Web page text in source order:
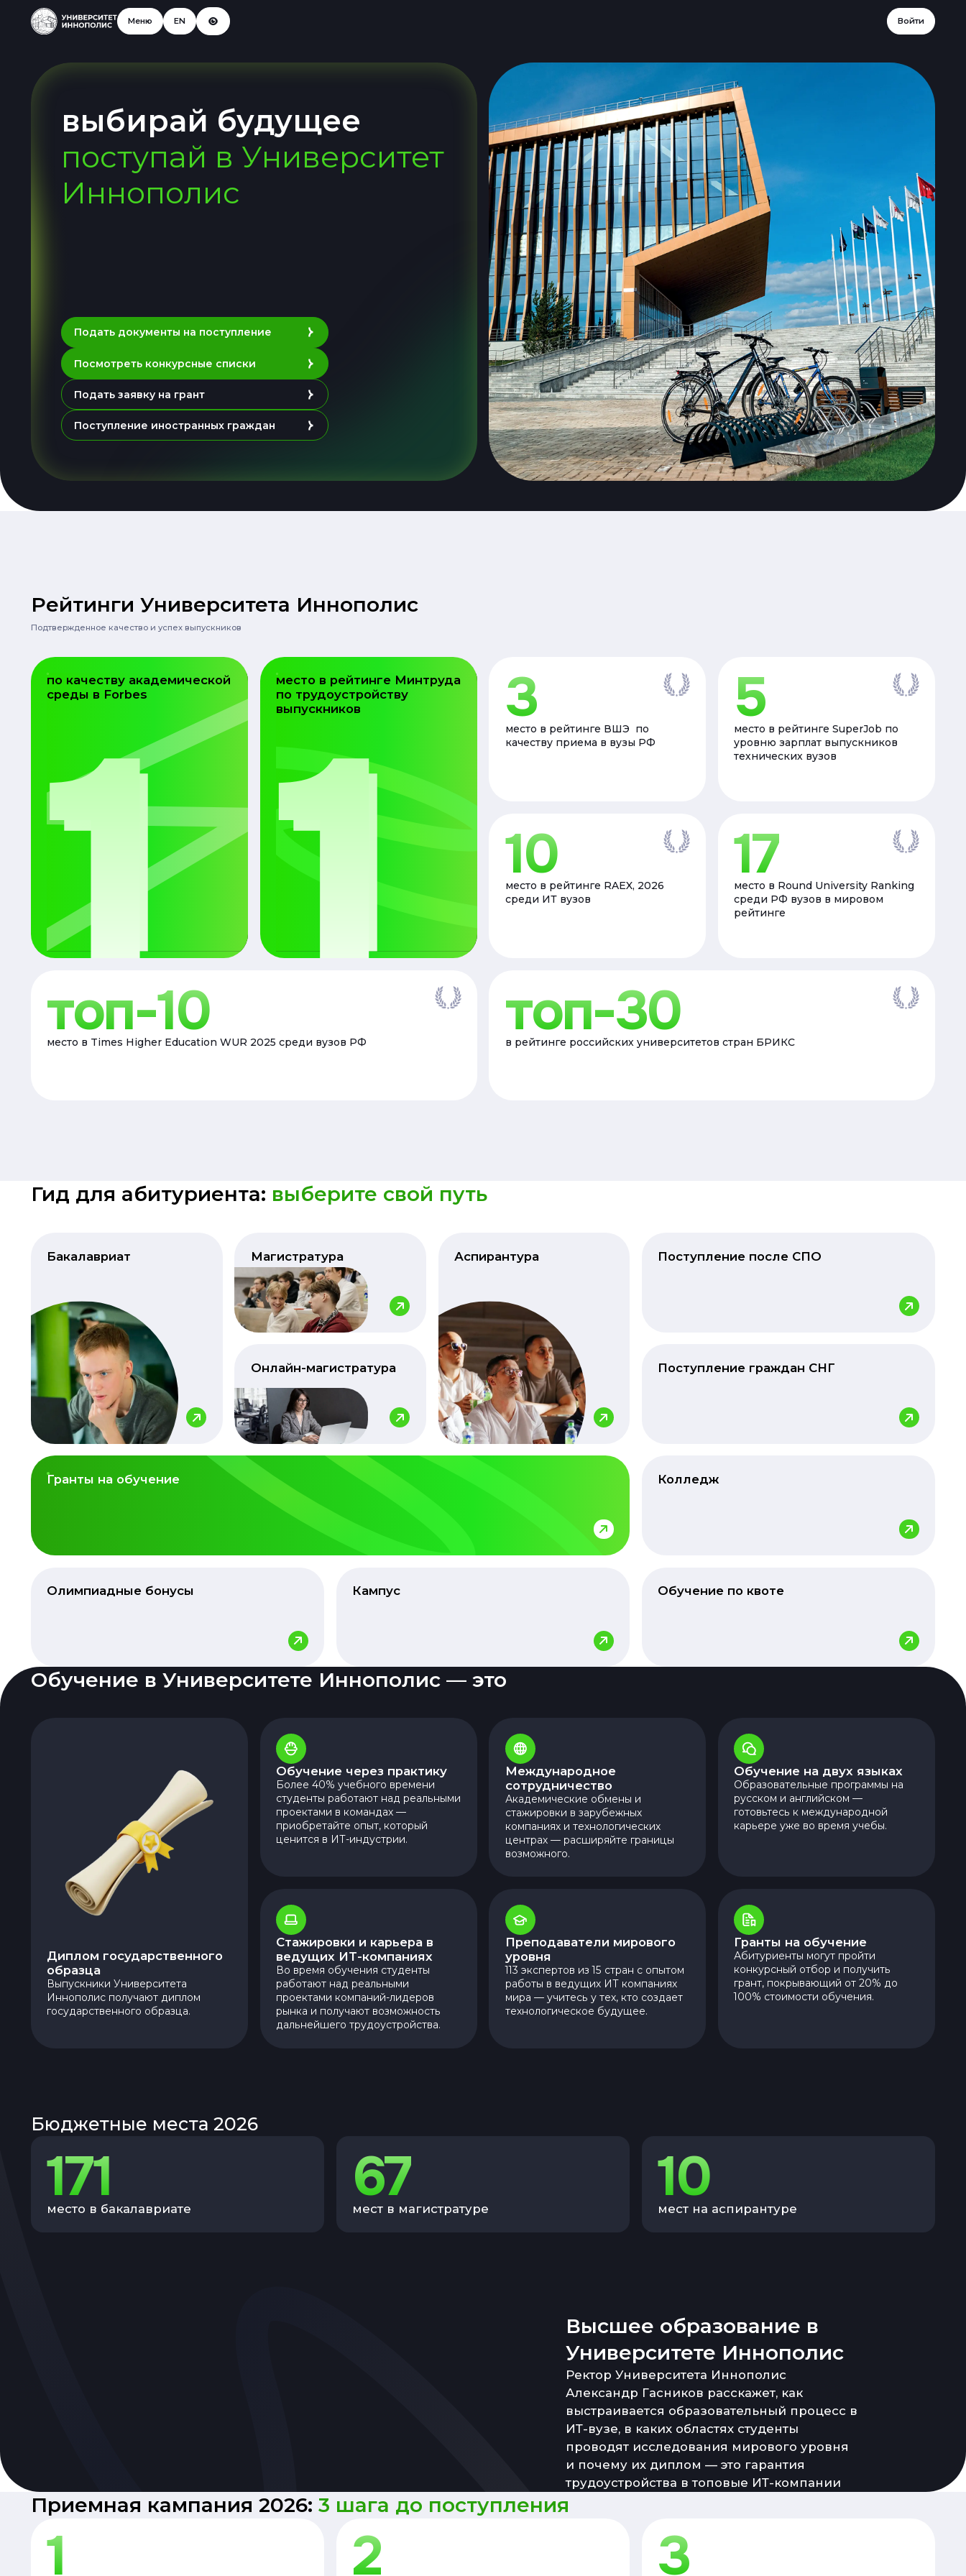
Меню EN Войти
выбирай будущее
поступай в Университет
Иннополис
Подать документы на поступление
Посмотреть конкурсные списки
Подать заявку на грант
Поступление иностранных граждан
Рейтинги Университета Иннополис
Подтвержденное качество и успех выпускников
1
по качеству академической
среды в Forbes
1
место в рейтинге Минтруда
по трудоустройству
выпускников
3
место в рейтинге ВШЭ по
качеству приема в вузы РФ
5
место в рейтинге SuperJob по
уровню зарплат выпускников
технических вузов
10
место в рейтинге RAEX, 2026
среди ИТ вузов
17
место в Round University Ranking
среди РФ вузов в мировом
рейтинге
топ-10
место в Times Higher Education WUR 2025 среди вузов РФ топ-30
в рейтинге российских университетов стран БРИКС
Гид для абитуриента: выберите свой путь
Бакалавриат Магистратура Аспирантура Поступление после СПО
Онлайн-магистратура Поступление граждан СНГ
Гранты на обучение Колледж
Олимпиадные бонусы Кампус Обучение по квоте
Обучение в Университете Иннополис — это
Диплом государственного
образца
Выпускники Университета
Иннополис получают диплом
государственного образца.
Обучение через практику
Более 40% учебного времени
студенты работают над реальными
проектами в командах —
приобретайте опыт, который
ценится в ИТ-индустрии.
Международное
сотрудничество
Академические обмены и
стажировки в зарубежных
компаниях и технологических
центрах — расширяйте границы
возможного.
Обучение на двух языках
Образовательные программы на
русском и английском —
готовьтесь к международной
карьере уже во время учебы.
Стажировки и карьера в
ведущих ИТ-компаниях
Во время обучения студенты
работают над реальными
проектами компаний-лидеров
рынка и получают возможность
дальнейшего трудоустройства.
Преподаватели мирового
уровня
113 экспертов из 15 стран с опытом
работы в ведущих ИТ компаниях
мира — учитесь у тех, кто создает
технологическое будущее.
Гранты на обучение
Абитуриенты могут пройти
конкурсный отбор и получить
грант, покрывающий от 20% до
100% стоимости обучения.
Бюджетные места 2026
171
место в бакалавриате 67
мест в магистратуре 10
мест на аспирантуре
Высшее образование в
Университете Иннополис
Ректор Университета Иннополис
Александр Гасников расскажет, как
выстраивается образовательный процесс в
ИТ-вузе, в каких областях студенты
проводят исследования мирового уровня
и почему их диплом — это гарантия
трудоустройства в топовые ИТ-компании
Приемная кампания 2026:3 шага до поступления